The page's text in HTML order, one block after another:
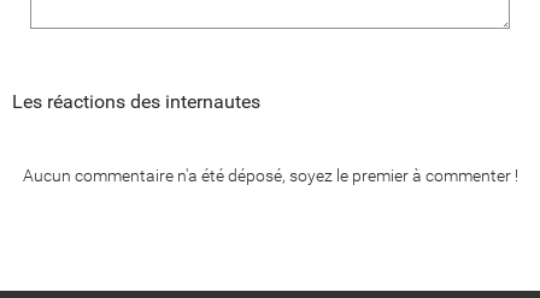
Les réactions des internautes
Aucun commentaire n'a été déposé, soyez le premier à commenter !